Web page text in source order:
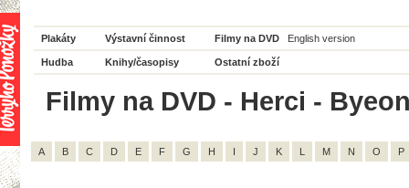
Plakáty Výstavní činnost Filmy na DVD English version
Hudba Knihy/časopisy Ostatní zboží
Filmy na DVD - Herci -
A B C D E F G H I J K L M N O P